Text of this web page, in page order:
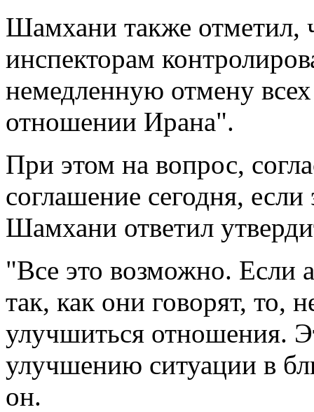
Шамхани также отметил,
инспекторам
немедленную отмену
отношении Ирана".
При этом на вопрос,
соглашение сегодня,
Шамхани ответил
"Все это возможно. Если
так, как они говорят, то,
улучшиться отношения.
улучшению ситуации в
он.